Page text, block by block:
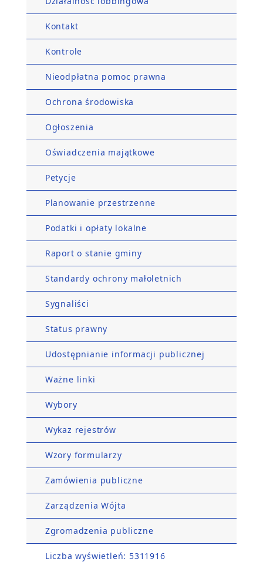
Kontakt
Kontrole
Nieodpłatna pomoc prawna
Ochrona środowiska
Ogłoszenia
Oświadczenia majątkowe
Petycje
Planowanie przestrzenne
Podatki i opłaty lokalne
Raport o stanie gminy
Standardy ochrony małoletnich
Sygnaliści
Status prawny
Udostępnianie informacji publicznej
Ważne linki
Wybory
Wykaz rejestrów
Wzory formularzy
Zamówienia publiczne
Zarządzenia Wójta
Zgromadzenia publiczne
Liczba wyświetleń: 5311916